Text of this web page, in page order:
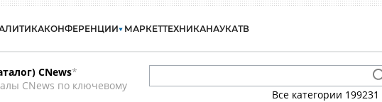
КОНФЕРЕНЦИИ МАРКЕТТЕХНИКАНАУКАТВ
CNews*
CNews по ключевому
Все категории 199231